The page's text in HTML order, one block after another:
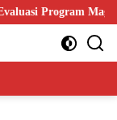
Magang Taruna